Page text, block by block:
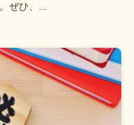
ぜひ、...